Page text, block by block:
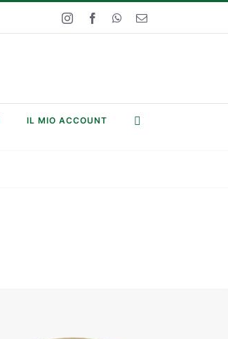
InstagramFacebookWhatsApp
Email
IL MIO ACCOUNT